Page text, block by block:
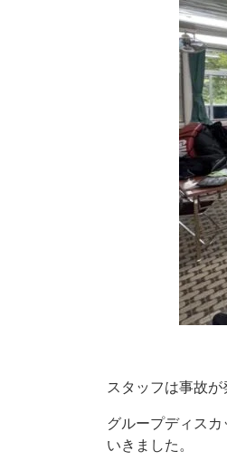
スタッフは事故が
グループディス
いきました。